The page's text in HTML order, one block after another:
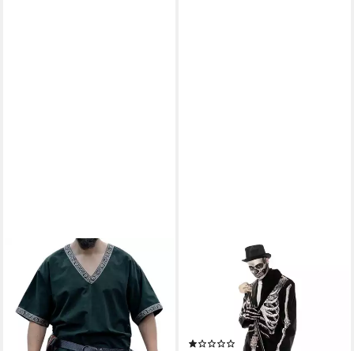
UNDERWRAPS
Kostüm Gentleman Skelett -
Halloween Kostüm Herren,
Hochwertige Verkleidung zum
tollen Preis
(1)